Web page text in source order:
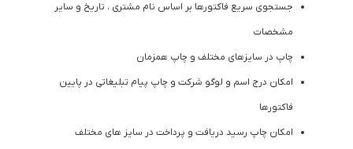
جستجوی سریع فاکتورها بر اساس نام مشتری ، تاریخ و سایر
مشخصات
چاپ در سایزهای مختلف و چاپ همزمان
امکان درج اسم و لوگو شرکت و چاپ پیام تبلیغاتی در پایین
فاکتورها
امکان چاپ رسید دریافت و پرداخت در سایز های مختلف